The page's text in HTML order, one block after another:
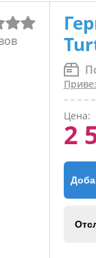
Цена:
2